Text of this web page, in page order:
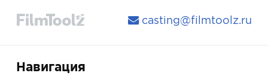
casting@filmtoolz.ru
Навигация